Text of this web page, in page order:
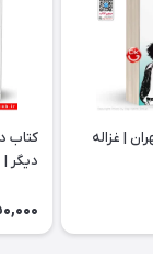
| غزاله
کتاب
دیگر |